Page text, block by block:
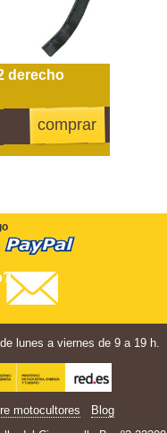
derecho
comprar
lunes a viernes de 9 a 19 h.
motocultores
Blog